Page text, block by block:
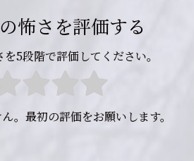
怖さを評価する
5段階で評価してください。
。最初の評価をお願いします。